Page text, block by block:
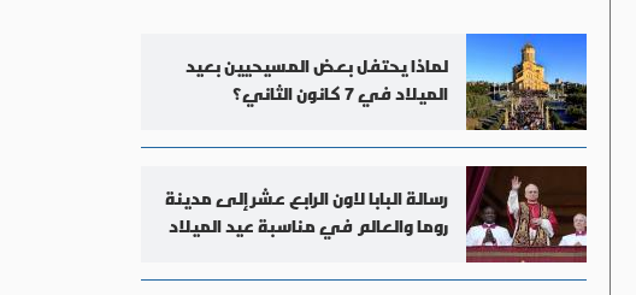
لماذا يحتفل بعض المسيحيين بعيد
الميلاد في 7 كانون الثاني؟
رسالة البابا لاون الرابع عشر إلى مدينة
روما والعالم في مناسبة عيد الميلاد